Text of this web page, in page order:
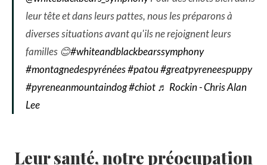
leur tête et dans leurs pattes, nous les préparons à
diverses situations avant qu'ils ne rejoignent leurs
familles 😊#whiteandblackbearssymphony
#montagnedespyrénées#patou#greatpyreneespuppy
#pyreneanmountaindog#chiot ♬ Rockin - Chris Alan
Lee
Leur santé, notre préocupation